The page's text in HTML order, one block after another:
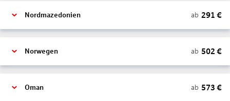
Nordmazedonien ab 291 €
Norwegen ab 502 €
Oman ab 573 €